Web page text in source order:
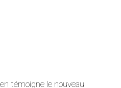
témoigne le nouveau